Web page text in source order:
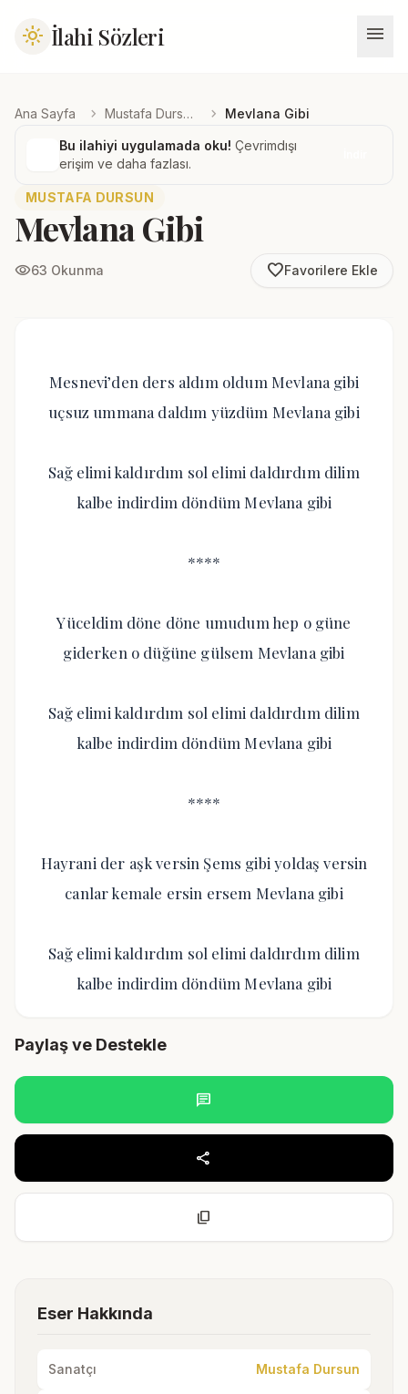
light_mode İlahi Sözleri menu
Ana Sayfa chevron_right Mustafa Dursun chevron_right Mevlana Gibi
Bu ilahiyi uygulamada oku! Çevrimdışı
erişim ve daha fazlası.
MUSTAFA DURSUN
Mevlana Gibi
visibility63 Okunma favorite_borderFavorilere Ekle
Mesnevi’den ders aldım oldum Mevlana gibi
uçsuz ummana daldım yüzdüm Mevlana gibi
Sağ elimi kaldırdım sol elimi daldırdım dilim
kalbe indirdim döndüm Mevlana gibi
****
Yüceldim döne döne umudum hep o güne
giderken o düğüne gülsem Mevlana gibi
Sağ elimi kaldırdım sol elimi daldırdım dilim
kalbe indirdim döndüm Mevlana gibi
****
Hayrani der aşk versin Şems gibi yoldaş versin
canlar kemale ersin ersem Mevlana gibi
Sağ elimi kaldırdım sol elimi daldırdım dilim
kalbe indirdim döndüm Mevlana gibi
Paylaş ve Destekle
chat
share
content_copy
Eser Hakkında
Sanatçı Mustafa Dursun